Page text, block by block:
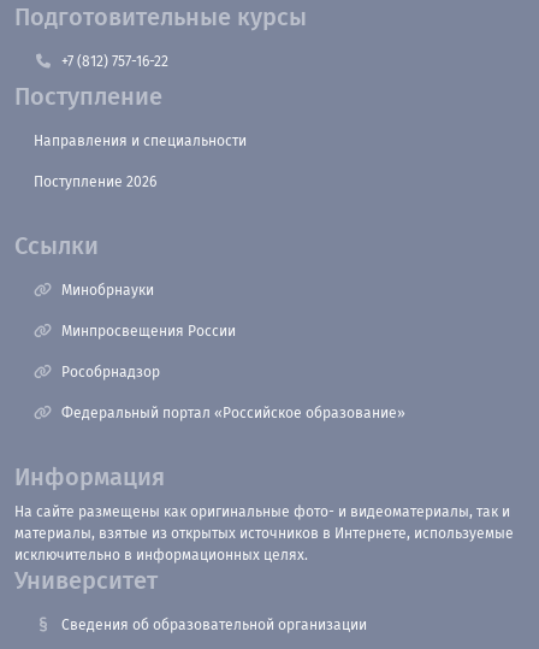
Подготовительные курсы
+7 (812) 757-16-22
Поступление
Направления и специальности
Поступление 2026
Ссылки
Минобрнауки
Минпросвещения России
Рособрнадзор
Федеральный портал «Российское образование»
Информация
На сайте размещены как оригинальные фото- и видеоматериалы, так и
материалы, взятые из открытых источников в Интернете, используемые
исключительно в информационных целях.
Университет
Сведения об образовательной организации